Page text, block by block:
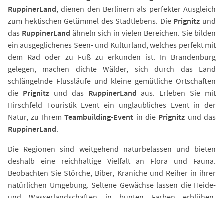
RuppinerLand, dienen den Berlinern als perfekter Ausgleich
zum hektischen Getümmel des Stadtlebens. Die Prignitz und
das RuppinerLand ähneln sich in vielen Bereichen. Sie bilden
ein ausgeglichenes Seen- und Kulturland, welches perfekt mit
dem Rad oder zu Fuß zu erkunden ist. In Brandenburg
gelegen, machen dichte Wälder, sich durch das Land
schlängelnde Flussläufe und kleine gemütliche Ortschaften
die Prignitzund das RuppinerLand aus. Erleben Sie mit
Hirschfeld Touristik Event ein unglaubliches Event in der
Natur, zu IhremTeambuilding-Event in die Prignitz und das
RuppinerLand.
Die Regionen sind weitgehend naturbelassen und bieten
deshalb eine reichhaltige Vielfalt an Flora und Fauna.
Beobachten Sie Störche, Biber, Kraniche und Reiher in ihrer
natürlichen Umgebung. Seltene Gewächse lassen die Heide-